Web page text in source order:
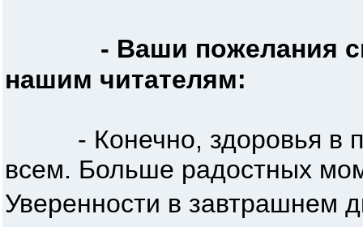
- Ваши пожелания
нашим читателям:
- Конечно, здоровья в
всем. Больше радостных
Уверенности в